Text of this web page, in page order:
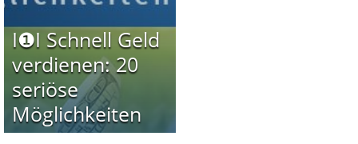
I❶I Schnell Geld
verdienen: 20
seriöse
Möglichkeiten